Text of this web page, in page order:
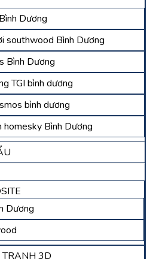
Dương
southwood Bình Dương
Bình Dương
TGI bình dương
bình dương
Bình Dương
Dương
3D